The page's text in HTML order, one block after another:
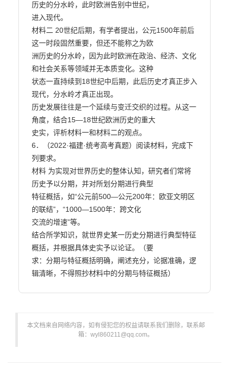
历史的分水岭，此时欧洲告别中世纪，
进入现代。
材料二 20世纪后期，有学者提出，公元1500年前后
这一时段固然重要，但还不能称之为欧
洲历史的分水岭，因为此时欧洲在政治、经济、文化
和社会关系等领域并无本质变化。这种
状态一直持续到18世纪中后期，此后历史才真正步入
现代，分水岭才真正出现。
历史发展往往是一个延续与变迁交织的过程。从这一
角度，结合15—18世纪欧洲历史的重大
史实，评析材料一和材料二的观点。
6．（2022·福建·统考高考真题）阅读材料，完成下
列要求。
材料 为实现对世界历史的整体认知，研究者们常将
历史予以分期，并对所划分期进行典型
特征概括，如“公元前500—公元200年：欧亚文明区
的联结”，“1000—1500年：跨文化
交流的增速”等。
结合所学知识，就世界史某一历史分期进行典型特征
概括，并根据具体史实予以论证。（要
求：分期与特征概括明确，阐述充分，论据准确，逻
本文档来自网络内容，如有侵犯您的权益请联系我们删除，联系邮
箱：wyl860211@qq.com。